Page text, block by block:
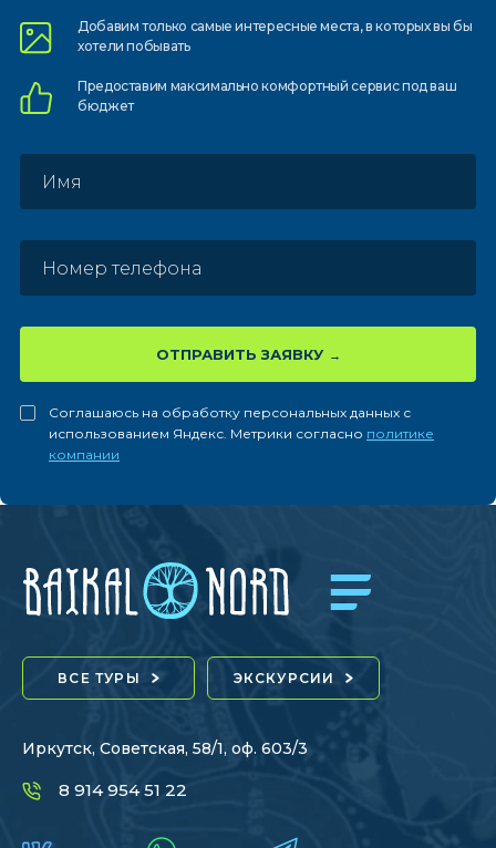
Добавим только самыеинтересные места, в которыхвы бы
хотели побывать
Предоставим максимально комфортныйсервис под ваш
бюджет
ОТПРАВИТЬ ЗАЯВКУ
Соглашаюсь на обработку персональных данных с
использованием Яндекс. Метрики согласно политике
компании
ВСЕ ТУРЫ ЭКСКУРСИИ
Иркутск, Советская, 58/1, оф. 603/3
8 914 954 51 22